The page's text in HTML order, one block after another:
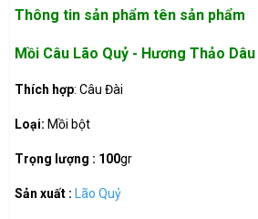
Thông tin sản phẩm tên sản phẩm
Mồi Câu Lão Quỷ - Hương Thảo Dâu
Thích hợp: Câu Đài
Loại: Mồi bột
Trọng lượng : 100gr
Sản xuất : Lão Quỷ